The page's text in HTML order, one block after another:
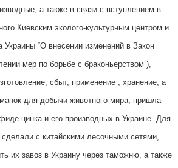
а также в связи с вступлением в
Киевским эколого-культурным центром и
Украины “О внесении изменений в Закон
мер по борьбе с браконьерством”),
сбыт, применение , хранение, а
для добычи животного мира, пришла
цинка и его производных в Украине. Для
с китайскими лесочными сетями,
их завоз в Украину через таможню, а также